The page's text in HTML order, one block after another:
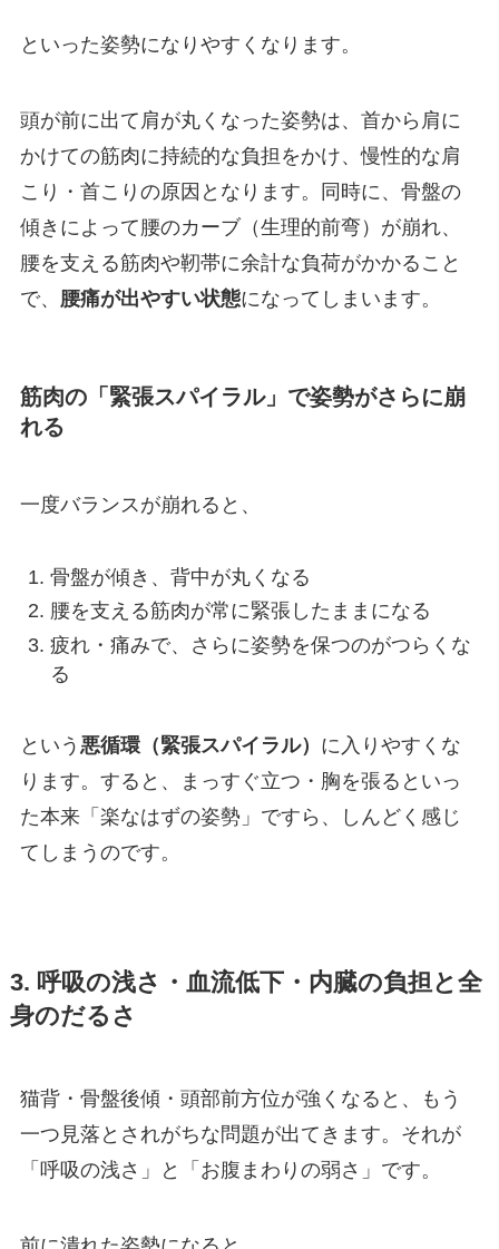
といった姿勢になりやすくなります。
頭が前に出て肩が丸くなった姿勢は、首から肩に
かけての筋肉に持続的な負担をかけ、慢性的な肩
こり・首こりの原因となります。同時に、骨盤の
傾きによって腰のカーブ（生理的前弯）が崩れ、
腰を支える筋肉や靭帯に余計な負荷がかかること
で、 腰痛が出やすい状態になってしまいます。
筋肉の「緊張スパイラル」で姿勢がさらに崩
れる
一度バランスが崩れると、
骨盤が傾き、背中が丸くなる
腰を支える筋肉が常に緊張したままになる
疲れ・痛みで、さらに姿勢を保つのがつらくな
る
という 悪循環（緊張スパイラル） に入りやすくな
ります。すると、まっすぐ立つ・胸を張るといっ
た本来「楽なはずの姿勢」ですら、しんどく感じ
てしまうのです。
3. 呼吸の浅さ・血流低下・内臓の負担と全
身のだるさ
猫背・骨盤後傾・頭部前方位が強くなると、もう
一つ見落とされがちな問題が出てきます。それが
「呼吸の浅さ」と「お腹まわりの弱さ」です。